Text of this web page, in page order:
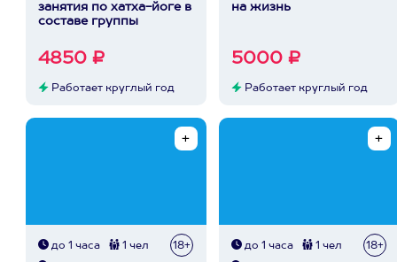
занятия по хатха-йоге в
составе группы
4850 ₽
Работает круглый год
на жизнь
5000 ₽
Работает круглый год
до 1 часа 1 чел 18+ до 1 часа 1 чел 18+